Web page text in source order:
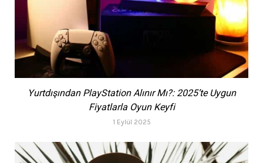
Yurtdışından PlayStation Alınır Mı?: 2025’te Uygun
Fiyatlarla Oyun Keyfi
1 Eylül 2025